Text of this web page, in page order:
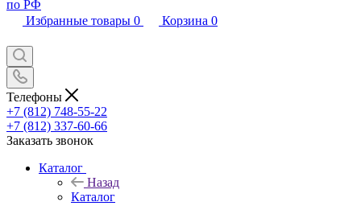
Избранные товары 0 Корзина 0
Телефоны
+7 (812) 748-55-22
+7 (812) 337-60-66
Заказать звонок
Каталог
Назад
Каталог